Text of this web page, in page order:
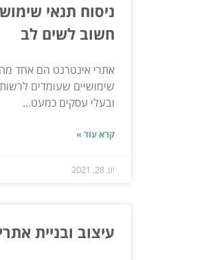
ניסוח תנאי
חשוב לשים לב
אתרי אינטרנט הם אחד
שימושיים שעומדים
ובעלי עסקים כמעט...
קרא עוד »
יונ 28, 2021
עיצוב ובניית